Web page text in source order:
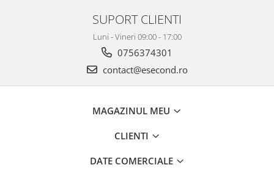
SUPORT CLIENTI
Luni - Vineri 09:00 - 17:00
0756374301
contact@esecond.ro
MAGAZINUL MEU
CLIENTI
DATE COMERCIALE